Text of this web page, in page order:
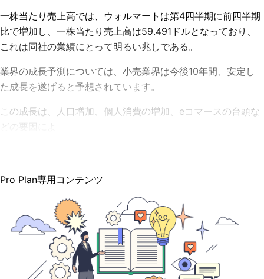
一株当たり売上高では、ウォルマートは第4四半期に前四半期
比で増加し、一株当たり売上高は59.491ドルとなっており、
これは同社の業績にとって明るい兆しである。
業界の成長予測については、小売業界は今後10年間、安定し
た成長を遂げると予想されています。
この成長は、人口増加、個人消費の増加、eコマースの台頭な
どの要因によ
Pro Plan専用コンテンツ